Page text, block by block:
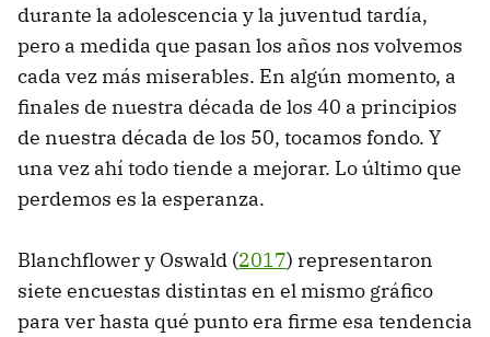
durante la adolescencia y la juventud tardía,
pero a medida que pasan los años nos volvemos
cada vez más miserables. En algún momento, a
finales de nuestra década de los 40 a principios
de nuestra década de los 50, tocamos fondo. Y
una vez ahí todo tiende a mejorar. Lo último que
perdemos es la esperanza.
Blanchflower y Oswald (2017) representaron
siete encuestas distintas en el mismo gráfico
para ver hasta qué punto era firme esa tendencia